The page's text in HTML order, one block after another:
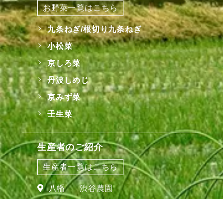
お野菜一覧はこちら
九条ねぎ/根切り九条ねぎ
小松菜
京しろ菜
丹波しめじ
京みず菜
壬生菜
生産者のご紹介
生産者一覧はこちら
八幡
渋谷農園